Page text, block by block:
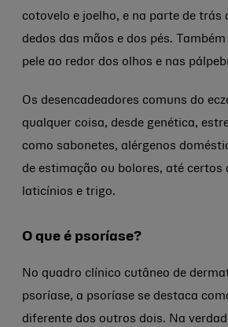
cotovelo e joelho, e na parte de trás
dedos das mãos e dos pés.
pele ao redor dos olhos e nas
Os desencadeadores comuns do
qualquer coisa, desde genética,
como sabonetes, alérgenos
de estimação ou bolores, até certos
laticínios e trigo.
O que é psoríase?
No quadro clínico cutâneo de
psoríase, a psoríase se destaca
diferente dos outros dois. Na